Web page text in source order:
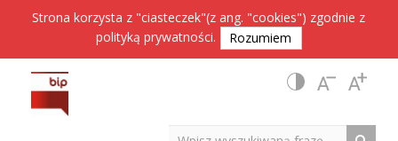
Strona korzysta z "ciasteczek"(z ang. "cookies") zgodnie z
polityką prywatności. Rozumiem